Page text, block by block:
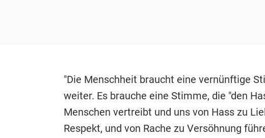
"Die Menschheit braucht eine vernünftige
weiter. Es brauche eine Stimme, die "den
Menschen vertreibt und uns von Hass zu
Respekt, und von Rache zu Versöhnung